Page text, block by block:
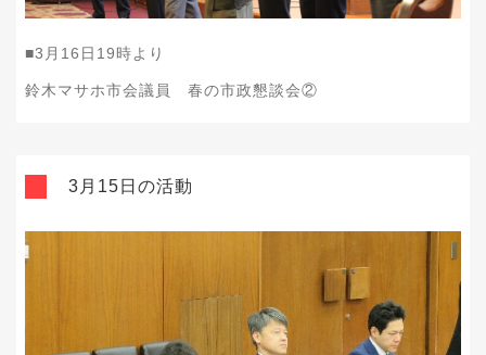
■3 月 16 日 19時より
鈴木マサホ市会議員 春の市政懇談会②
3月15日の活動